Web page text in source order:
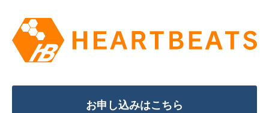
お申し込みはこちら